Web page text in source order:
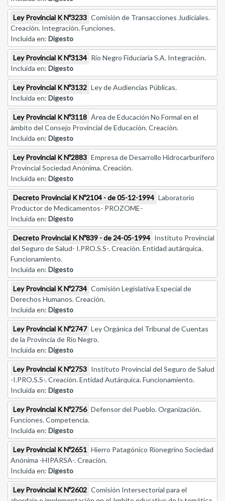
Ley Provincial K Nº3233 Comisión de Transacciones Judiciales.
Creación. Integración. Funciones.
Incluida en: Digesto
Ley Provincial K Nº3134 Río Negro Fiduciaria S.A. Integración.
Incluida en: Digesto
Ley Provincial K Nº3132 Ley de Audiencias Públicas.
Incluida en: Digesto
Ley Provincial K Nº3118 Área de Educación No Formal en el
ámbito del Consejo Provincial de Educación. Creación.
Incluida en: Digesto
Ley Provincial K Nº2883 Empresa de Desarrollo Hidrocarburífero
Provincial Sociedad Anónima. Creación.
Incluida en: Digesto
Decreto Provincial K Nº2104 - de 05-12-1994 Laboratorio
Productor de Medicamentos- PROZOME-
Incluida en: Digesto
Decreto Provincial K Nº839 - de 24-05-1994 Instituto Provincial
del Seguro de Salud- I.PRO.S.S-. Creación. Entidad autárquica.
Funcionamiento.
Incluida en: Digesto
Ley Provincial K Nº2734 Comisión Legislativa Especial de
Derechos Humanos. Creación.
Incluida en: Digesto
Ley Provincial K Nº2747 Ley Orgánica del Tribunal de Cuentas
de la Provincia de Río Negro.
Incluida en: Digesto
Ley Provincial K Nº2753 Instituto Provincial del Seguro de Salud
-I.PRO.S.S-. Creación. Entidad Autárquica. Funcionamiento.
Incluida en: Digesto
Ley Provincial K Nº2756 Defensor del Pueblo. Organización.
Funciones. Competencia.
Incluida en: Digesto
Ley Provincial K Nº2651 Hierro Patagónico Rionegrino Sociedad
Anónima -HIPARSA-. Creación.
Incluida en: Digesto
Ley Provincial K Nº2602 Comisión Intersectorial para el